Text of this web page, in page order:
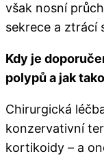
však nosní
sekrece a ztrácí
Kdy je
polypů a jak
Chirurgická
konzervativní
kortikoidy – a